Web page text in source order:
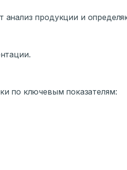
анализ продукции и
по ключевым показателям: